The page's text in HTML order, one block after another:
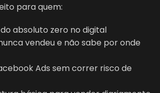
para quem:
absoluto zero no digital
vendeu e não sabe por onde
Ads sem correr risco de